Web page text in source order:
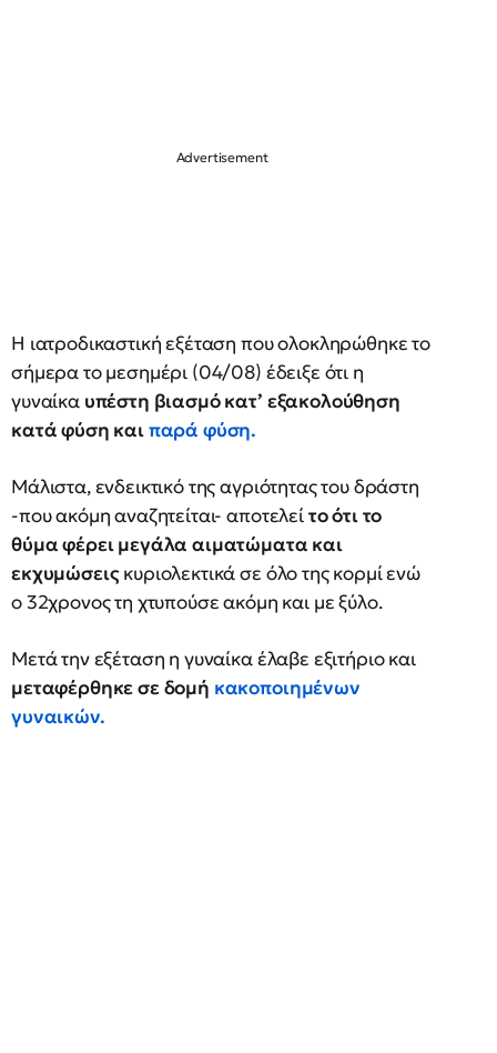
Η ιατροδικαστική εξέταση που ολοκληρώθηκε το
σήμερα το μεσημέρι (04/08) έδειξε ότι η
γυναίκα υπέστη βιασμό κατ’ εξακολούθηση
κατά φύση καιπαρά φύση.
Μάλιστα, ενδεικτικό της αγριότητας του δράστη
-που ακόμη αναζητείται- αποτελείτο ότι το
θύμαφέρει μεγάλα αιματώματα και
εκχυμώσειςκυριολεκτικά σε όλο της κορμί ενώ
ο 32χρονος τη χτυπούσε ακόμη και με ξύλο.
Μετά την εξέταση η γυναίκα έλαβε εξιτήριο και
μεταφέρθηκε σε δομή κακοποιημένων
γυναικών.